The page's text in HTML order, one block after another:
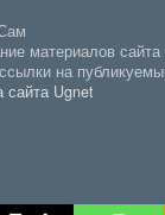
материалов
на
сайта Ugnet